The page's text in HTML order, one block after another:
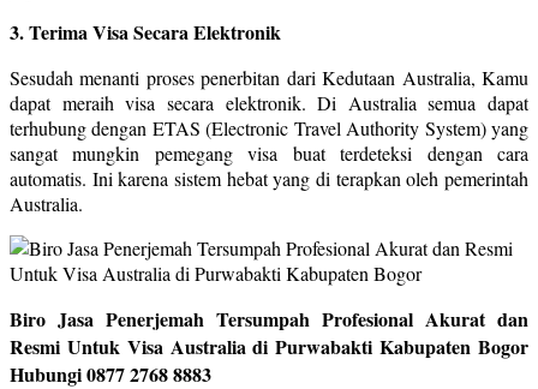
3. Terima Visa Secara Elektronik
Sesudah menanti proses penerbitan dari Kedutaan Australia, Kamu
dapat meraih visa secara elektronik. Di Australia semua dapat
terhubung dengan ETAS (Electronic Travel Authority System) yang
sangat mungkin pemegang visa buat terdeteksi dengan cara
automatis. Ini karena sistem hebat yang di terapkan oleh pemerintah
Australia.
Biro Jasa Penerjemah Tersumpah Profesional Akurat dan
Resmi Untuk Visa Australia di Purwabakti Kabupaten Bogor
Hubungi 0877 2768 8883